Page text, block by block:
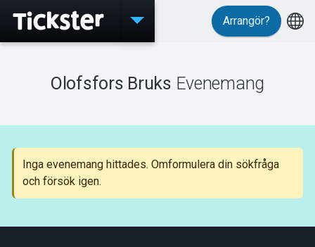
Evenemang
Support
Arrangör?
Olofsfors Bruks Evenemang
Inga evenemang hittades. Omformulera din sökfråga
och försök igen.